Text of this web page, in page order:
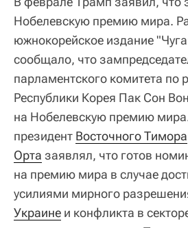
Нобелевскую премию мира.
южнокорейское издание
сообщало, что
парламентского комитета по
Республики Корея Пак Сон
на Нобелевскую премию
президент Восточного Тимора
Орта заявлял, что готов
на премию мира в случае
усилиями мирного
Украине и конфликта в